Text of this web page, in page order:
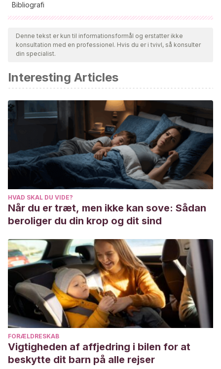
Bibliografi
Alle citerede kilder blev grundigt gennemgået af vores team
for at sikre deres kvalitet, pålidelighed, aktualitet og validitet.
Bibliografien i denne artikel blev betragtet som pålidelig og af
Chua-Gocheco A, Bozzo P, Einarson A
products during pregnancy: personal use and occupational
exposure. Can Fam Physician. 2008 Oct;54(10):1386-8.
PMID: 18854462; PMCID: PMC2567273.
Bolduc C, Shapiro J.Hair care products: waving,
straightening, conditioning, and coloring. Clin Dermatol.
2001 Jul-Aug;19(4):431-6. doi: 10.1016/s0738-
081x(01)00201-2. PMID: 11535384.
LYNFIELD YL.Effect of pregnancy on the human hair
cycle. J Invest Dermatol. 1960 Dec;35:323-7. doi:
10.1038/jid.1960.54. PMID: 13764567.
Denne tekst er kun til informationsformål og erstatter ikke
konsultation med en professionel. Hvis du er i tvivl, så konsulter
din specialist.
Interesting Articles
HVAD SKAL DU VIDE?
Når du er træt, men ikke kan sove: Sådan
beroliger du din krop og dit sind
FORÆLDRESKAB
Vigtigheden af affjedring i bilen for at
beskytte dit barn på alle rejser